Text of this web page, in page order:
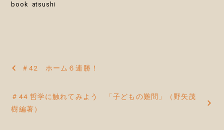
book
atsushi
投
ナ
＃42 ホーム６連勝！
＃44 哲学に触れてみよう 「子どもの難問」（野矢茂
樹編著）